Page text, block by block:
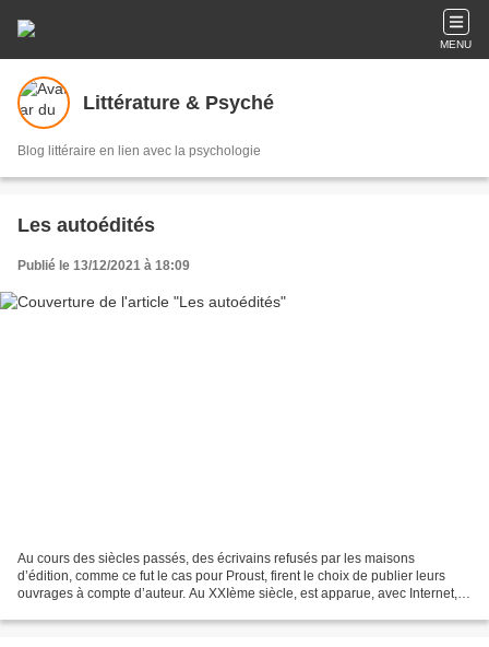
MENU
Littérature & Psyché
Blog littéraire en lien avec la psychologie
Les autoédités
Publié le 13/12/2021 à 18:09
Au cours des siècles passés, des écrivains refusés par les maisons
d’édition, comme ce fut le cas pour Proust, firent le choix de publier leurs
ouvrages à compte d’auteur. Au XXIème siècle, est apparue, avec Internet, la